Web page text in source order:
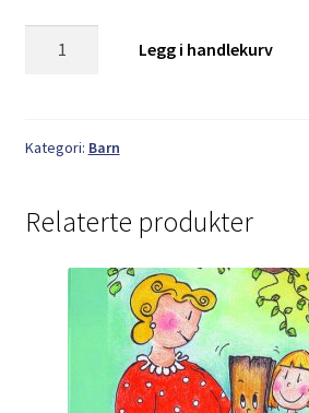
drøm
Legg i handlekurv
Kategori: Barn
Relaterte produkter